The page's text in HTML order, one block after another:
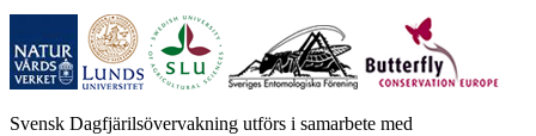
Svensk Dagfjärilsövervakning utförs i samarbete med